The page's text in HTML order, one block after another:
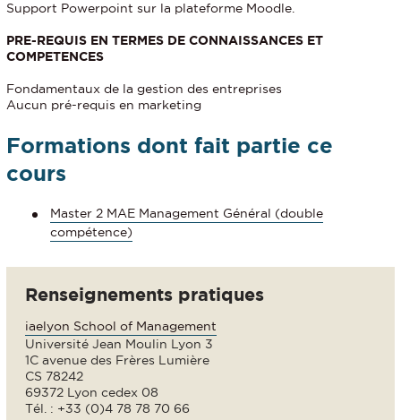
Support Powerpoint sur la plateforme Moodle.
PRE-REQUIS EN TERMES DE CONNAISSANCES ET
COMPETENCES
Fondamentaux de la gestion des entreprises
Aucun pré-requis en marketing
Formations dont fait partie ce
cours
Master 2 MAE Management Général (double
compétence)
Renseignements pratiques
iaelyon School of Management
Université Jean Moulin Lyon 3
1C avenue des Frères Lumière
CS 78242
69372 Lyon cedex 08
Tél. : +33 (0)4 78 78 70 66